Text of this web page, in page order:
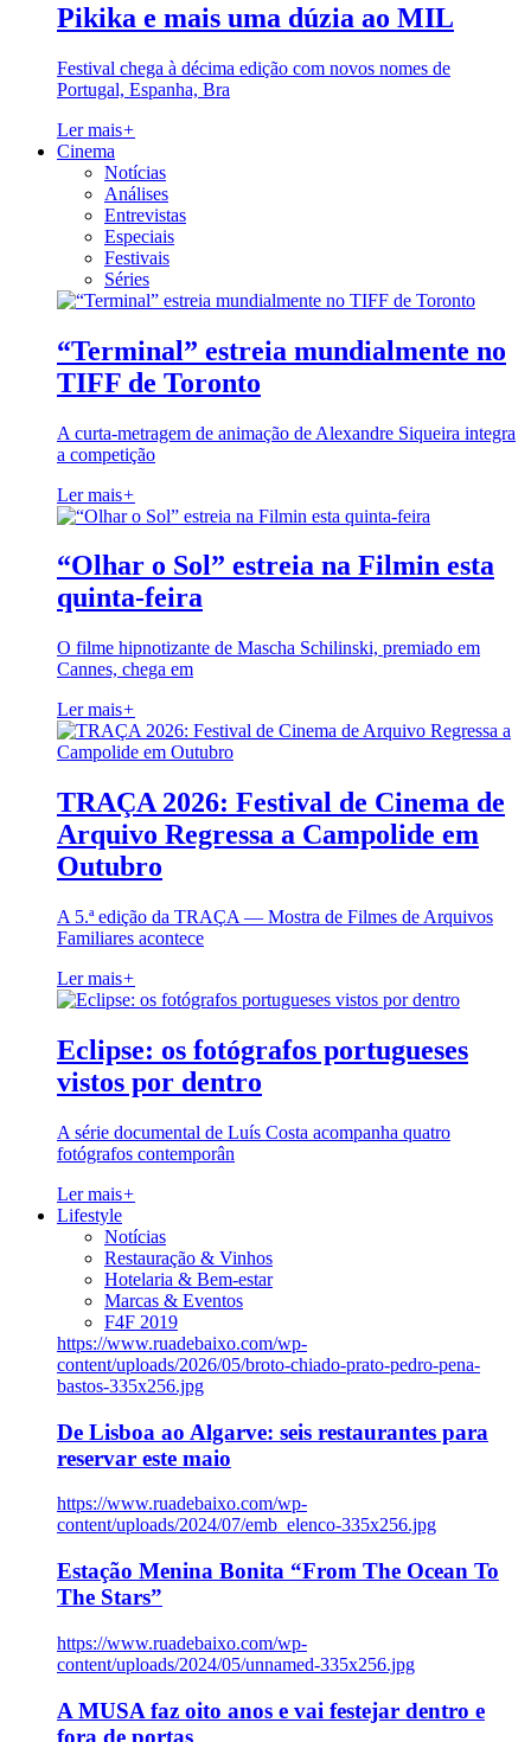
Pikika e mais uma dúzia ao MIL
Festival chega à décima edição com novos nomes de
Portugal, Espanha, Bra
Ler mais+
Cinema
Notícias
Análises
Entrevistas
Especiais
Festivais
Séries
“Terminal” estreia mundialmente no
TIFF de Toronto
A curta-metragem de animação de Alexandre Siqueira integra
a competição
Ler mais+
“Olhar o Sol” estreia na Filmin esta
quinta-feira
O filme hipnotizante de Mascha Schilinski, premiado em
Cannes, chega em
Ler mais+
TRAÇA 2026: Festival de Cinema de
Arquivo Regressa a Campolide em
Outubro
A 5.ª edição da TRAÇA — Mostra de Filmes de Arquivos
Familiares acontece
Ler mais+
Eclipse: os fotógrafos portugueses
vistos por dentro
A série documental de Luís Costa acompanha quatro
fotógrafos contemporân
Ler mais+
Lifestyle
Notícias
Restauração & Vinhos
Hotelaria & Bem-estar
Marcas & Eventos
F4F 2019
https://www.ruadebaixo.com/wp-
content/uploads/2026/05/broto-chiado-prato-pedro-pena-
bastos-335x256.jpg
De Lisboa ao Algarve: seis restaurantes para
reservar este maio
https://www.ruadebaixo.com/wp-
content/uploads/2024/07/emb_elenco-335x256.jpg
Estação Menina Bonita “From The Ocean To
The Stars”
https://www.ruadebaixo.com/wp-
content/uploads/2024/05/unnamed-335x256.jpg
A MUSA faz oito anos e vai festejar dentro e
fora de portas